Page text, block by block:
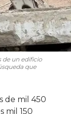
de un edificio
que
de mil 450
mil 150